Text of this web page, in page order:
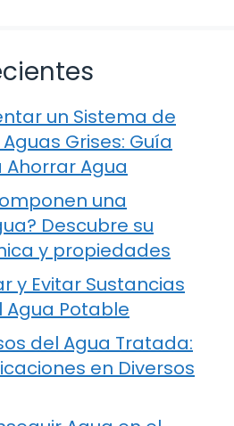
un Sistema de
Grises: Guía
Agua
una
Descubre su
y propiedades
y Evitar Sustancias
Agua Potable
del Agua Tratada:
en Diversos